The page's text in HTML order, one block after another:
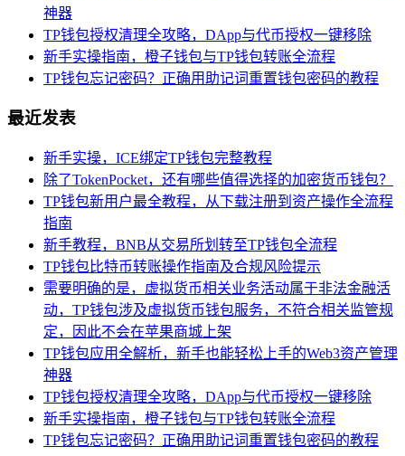
神器
TP钱包授权清理全攻略，DApp与代币授权一键移除
新手实操指南，橙子钱包与TP钱包转账全流程
TP钱包忘记密码？正确用助记词重置钱包密码的教程
最近发表
新手实操，ICE绑定TP钱包完整教程
除了TokenPocket，还有哪些值得选择的加密货币钱包？
TP钱包新用户最全教程，从下载注册到资产操作全流程
指南
新手教程，BNB从交易所划转至TP钱包全流程
TP钱包比特币转账操作指南及合规风险提示
需要明确的是，虚拟货币相关业务活动属于非法金融活
动，TP钱包涉及虚拟货币钱包服务，不符合相关监管规
定，因此不会在苹果商城上架
TP钱包应用全解析，新手也能轻松上手的Web3资产管理
神器
TP钱包授权清理全攻略，DApp与代币授权一键移除
新手实操指南，橙子钱包与TP钱包转账全流程
TP钱包忘记密码？正确用助记词重置钱包密码的教程